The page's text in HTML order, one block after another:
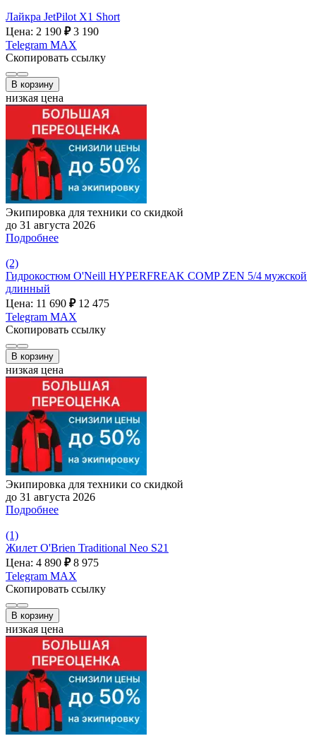
Лайкра JetPilot X1 Short
Цена: 2 190 ₽ 3 190
Telegram MAX
Скопировать ссылку
В корзину
низкая цена
Экипировка для техники со скидкой
до 31 августа 2026
Подробнее
(2)
Гидрокостюм O'Neill HYPERFREAK COMP ZEN 5/4 мужской
длинный
Цена: 11 690 ₽ 12 475
Telegram MAX
Скопировать ссылку
В корзину
низкая цена
Экипировка для техники со скидкой
до 31 августа 2026
Подробнее
(1)
Жилет O'Brien Traditional Neo S21
Цена: 4 890 ₽ 8 975
Telegram MAX
Скопировать ссылку
В корзину
низкая цена